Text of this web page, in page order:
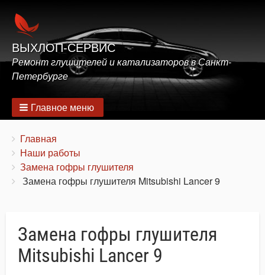
ВЫХЛОП-СЕРВИС
Ремонт глушителей и катализаторов в Санкт-
Петербурге
Главное меню
Строка
навигации
You
are
here:
Главная
Наши работы
Замена гофры глушителя
Замена гофры глушителя Mitsubishi Lancer 9
Замена гофры глушителя
Mitsubishi Lancer 9